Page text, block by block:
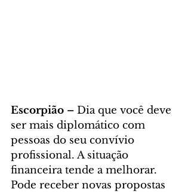
Escorpião – Dia que você deve
ser mais diplomático com
pessoas do seu convívio
profissional. A situação
financeira tende a melhorar.
Pode receber novas propostas